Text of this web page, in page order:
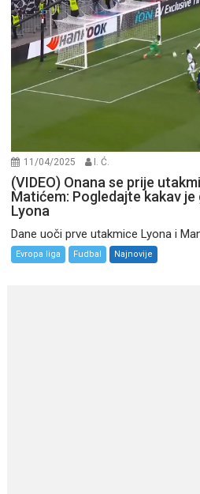
11/04/2025 I. Ć.
(VIDEO) Onana se prije
Matićem: Pogledajte kakav
Lyona
Dane uoči prve utakmice Lyona i
Evropa liga Fudbal Najnovije